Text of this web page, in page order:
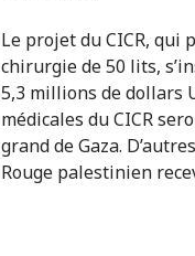
Le projet du CICR, qui
chirurgie de 50 lits,
5,3 millions de dollars
médicales du CICR
grand de Gaza.
Rouge palestinien